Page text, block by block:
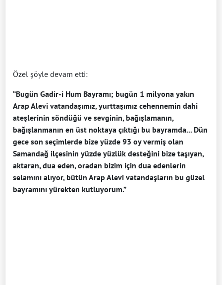
Özel şöyle devam etti:
“Bugün Gadir-i Hum Bayramı; bugün 1 milyona yakın
Arap Alevi vatandaşımız, yurttaşımız cehennemin dahi
ateşlerinin söndüğü ve sevginin, bağışlamanın,
bağışlanmanın en üst noktaya çıktığı bu bayramda... Dün
gece son seçimlerde bize yüzde 93 oy vermiş olan
Samandağ ilçesinin yüzde yüzlük desteğini bize taşıyan,
aktaran, dua eden, oradan bizim için dua edenlerin
selamını alıyor, bütün Arap Alevi vatandaşların bu güzel
bayramını yürekten kutluyorum.”